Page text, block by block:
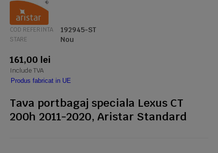
COD REFERINTA 192945-ST
STARE Nou
161,00 lei
Include TVA
Produs fabricat in UE
Tava portbagaj speciala Lexus CT
200h 2011-2020, Aristar Standard